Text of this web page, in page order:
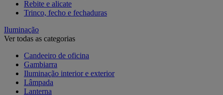
Rebite e alicate
Trinco, fecho e fechaduras
Iluminação
Ver todas as categorias
Candeeiro de oficina
Gambiarra
Iluminação interior e exterior
Lâmpada
Lanterna